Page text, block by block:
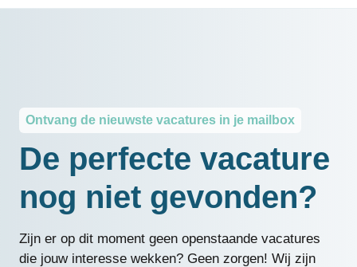
Ontvang de nieuwste vacatures in je mailbox
De perfecte vacature
nog niet gevonden?
Zijn er op dit moment geen openstaande vacatures
die jouw interesse wekken? Geen zorgen! Wij zijn